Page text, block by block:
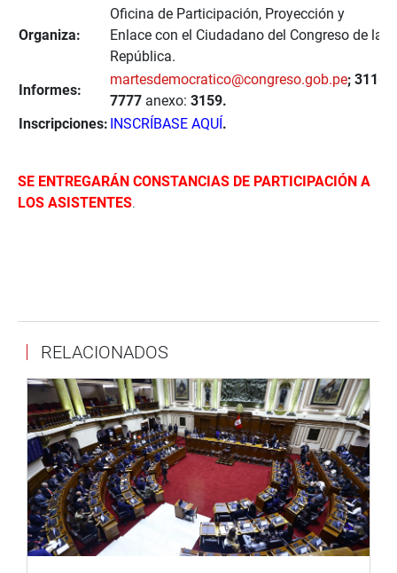
Organiza:
Oficina de Participación, Proyección y
Enlace con el Ciudadano del Congreso de la
República.
Informes:
martesdemocratico@congreso.gob.pe; 311-
7777 anexo: 3159.
Inscripciones: INSCRÍBASE AQUÍ.
SE ENTREGARÁN CONSTANCIAS DE PARTICIPACIÓN A
LOS ASISTENTES.
RELACIONADOS